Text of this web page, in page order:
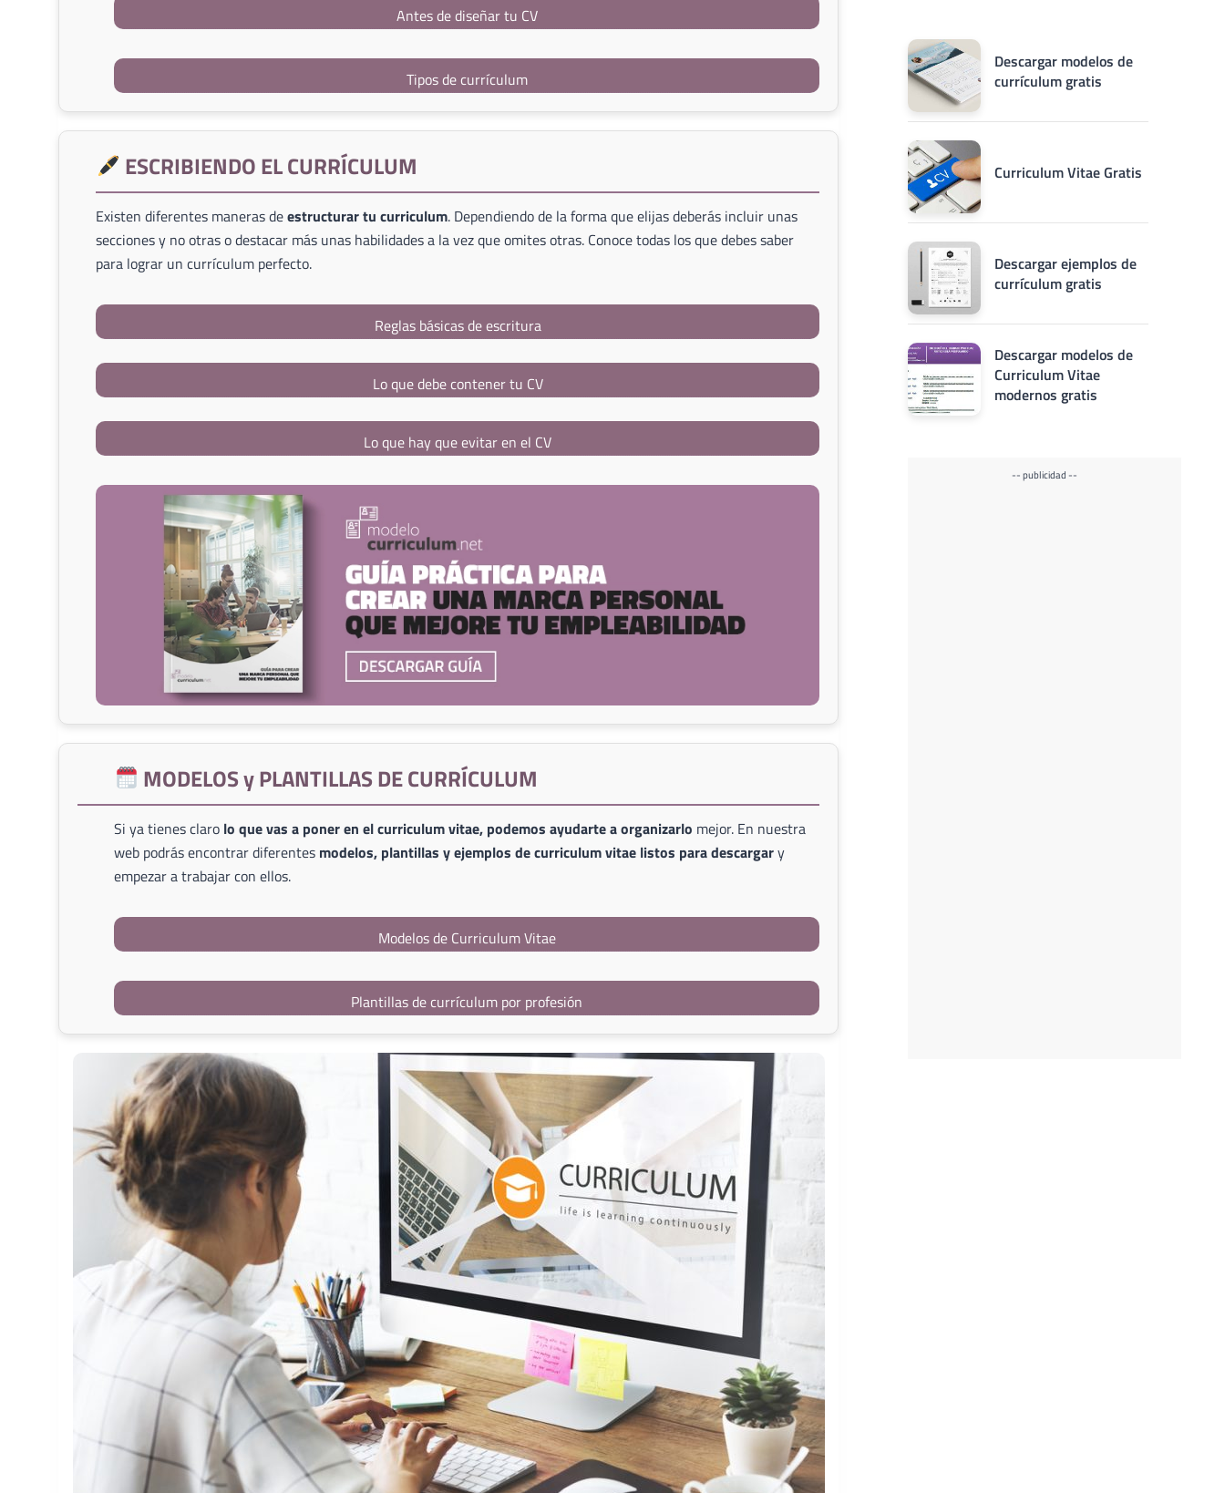
Antes de diseñar tu CV
Tipos de currículum
ESCRIBIENDO EL CURRÍCULUM
Existen diferentes maneras deestructurar tu curriculum. Dependiendo de la forma que elijas deberás incluir unas
secciones y no otras o destacar más unas habilidades a la vez que omites otras. Conoce todas los que debes saber
para lograr un currículum perfecto.
Reglas básicas de escritura
Lo que debe contener tu CV
Lo que hay que evitar en el CV
MODELOS y PLANTILLAS DE CURRÍCULUM
Si ya tienes claro lo que vas a poner en el curriculum vitae, podemos ayudarte a organizarlo mejor. En nuestra
web podrás encontrar diferentes modelos, plantillas y ejemplos de curriculum vitae listos para descargary
empezar a trabajar con ellos.
Modelos de Curriculum Vitae
Plantillas de currículum por profesión
Descargar modelos de
currículum gratis
Curriculum Vitae Gratis
Descargar ejemplos de
currículum gratis
Descargar modelos de
Curriculum Vitae
modernos gratis
-- publicidad --